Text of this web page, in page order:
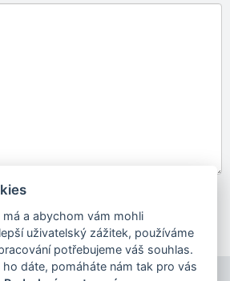
osobních údajů
a abychom vám mohli
uživatelský zážitek, používáme
potřebujeme váš souhlas.
ho dáte, pomáháte nám tak pro vás